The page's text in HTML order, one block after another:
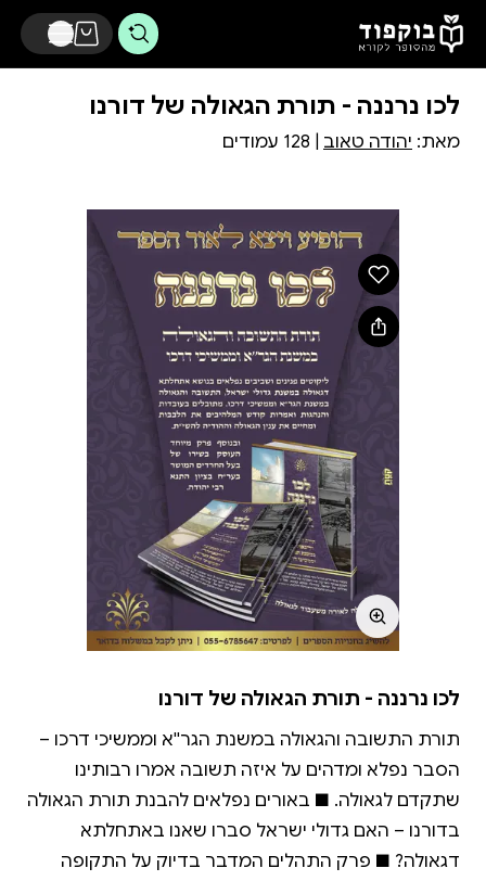
דלג לתוכן הראשי
לכו נרננה - תורת הגאולה של דורנו
מאת: יהודה טאוב
לכו נרננה - תורת הגאולה של דורנו
תורת התשובה והגאולה במשנת הגר''א וממשיכי דרכו –
הסבר נפלא ומדהים על איזה תשובה אמרו רבותינו
שתקדם לגאולה. ■ באורים נפלאים להבנת תורת הגאולה
בדורנו – האם גדולי ישראל סברו שאנו באתחלתא
דגאולה? ■ פרק התהלים המדבר בדיוק על התקופה